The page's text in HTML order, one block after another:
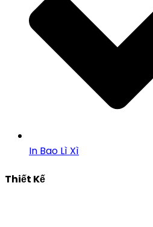
In Bao Lì Xì
Thiết Kế